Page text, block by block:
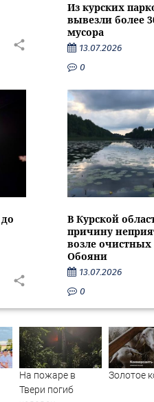
Из курских
вывезли более
мусора
13.07.2026
0
В Курской
причину
возле
Обояни
13.07.2026
0
На пожаре в
Твери погиб
Золотое